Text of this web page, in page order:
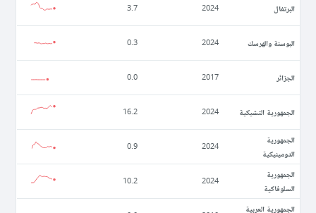
البرتغال 2024
3.7
البوسنة والهرسك 2024
0.3
الجزائر 2017
0.0
الجمهورية التشيكية 2024
16.2
الجمهورية
الدومينيكية
2024
0.9
الجمهورية
السلوفاكية
2024
10.2
الجمهورية العربية